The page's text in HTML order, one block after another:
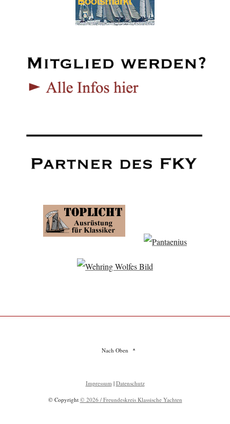
Nach Oben
Impressum | Datenschutz
© Copyright © 2026 / Freundeskreis Klassische Yachten